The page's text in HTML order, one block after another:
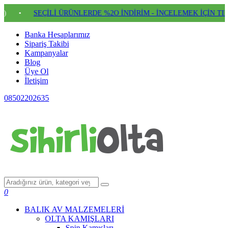
SEÇİLİ ÜRÜNLERDE %2O İNDİRİM - İNCELEMEK İÇİN TIKLAYIN
Banka Hesaplarımız
Sipariş Takibi
Kampanyalar
Blog
Üye Ol
İletişim
08502202635
0
BALIK AV MALZEMELERİ
OLTA KAMIŞLARI